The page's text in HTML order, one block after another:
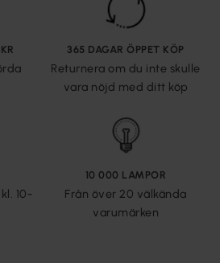
365 DAGAR ÖPPET KÖP
Returnera om du inte skulle
vara nöjd med ditt köp
10-
10 000 LAMPOR
Från över 20 välkända
varumärken